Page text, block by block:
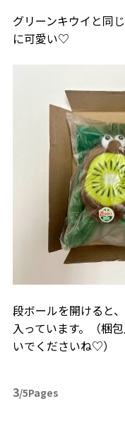
グリーンキウイと同
に可愛い♡
段ボールを開けると
入っています。（梱
いでくださいね♡）
3/5Pages